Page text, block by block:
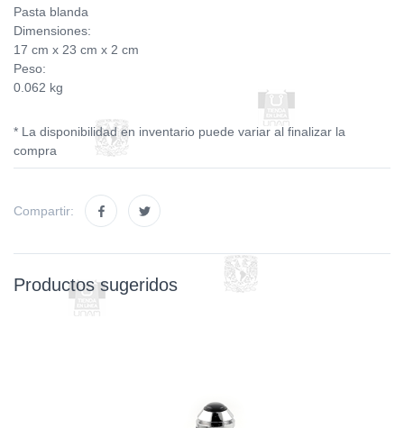
Pasta blanda
Dimensiones:
17 cm x 23 cm x 2 cm
Peso:
0.062 kg
* La disponibilidad en inventario puede variar al finalizar la
compra
Compartir:
Productos sugeridos